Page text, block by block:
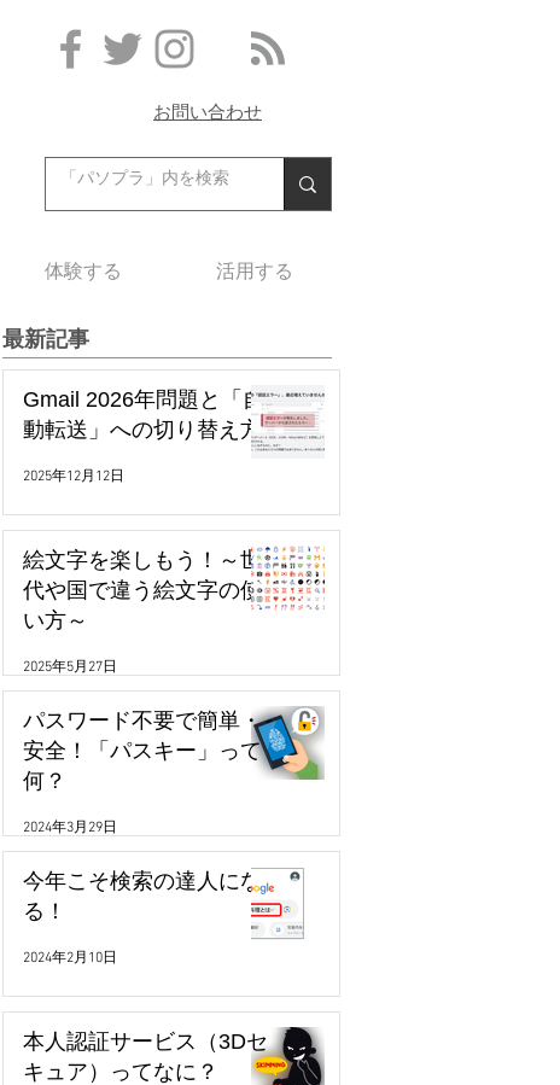
お問い合わせ
体験する 活用する
最新記事
Gmail 2026年問題と「自
動転送」への切り替え方
2025年12月12日
絵文字を楽しもう！～世
代や国で違う絵文字の使
い方～
2025年5月27日
パスワード不要で簡単・
安全！「パスキー」って
何？
2024年3月29日
今年こそ検索の達人にな
る！
2024年2月10日
本人認証サービス（3Dセ
キュア）ってなに？